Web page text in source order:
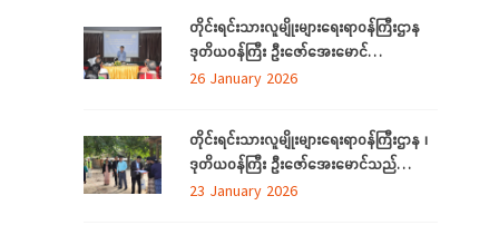
သင်တန်းဆင်းပွဲအခမ်းအနားသို့ တက်ရောက်
နေပြည်တော် ဇန်နဝါရီလ ၃၀
တိုင်းရင်းသားလူမျိုးများရေးရာဝန်ကြီးဌာန
ဒုတိယဝန်ကြီး ဦးဇော်အေးမောင်
ရန်ကုန်တိုင်းဒေသကြီး၊ ညွှန်ကြားရေးမှူးရုံးရှိ
အတွင်းရှိ တိုင်းရင်းသားစာပေနှင့်ယဉ်ကျေးမှု
ကော်မတီများနှင့်တွေ့ဆုံ
26 January 2026
တိုင်းရင်းသားလူမျိုးများရေးရာဝန်ကြီးဌာန ၊
ဒုတိယဝန်ကြီး ဦးဇော်အေးမောင်သည်
တိုင်းရင်းသားရေးရာနှင့်သက်မွေးပညာသင်
23 January 2026